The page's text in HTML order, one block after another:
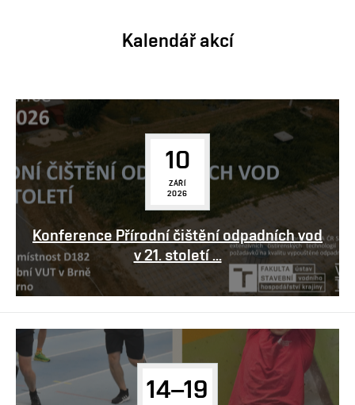
Kalendář akcí
10
ZÁŘÍ
2026
Konference Přírodní čištění odpadních vod
v 21. století ...
14–19